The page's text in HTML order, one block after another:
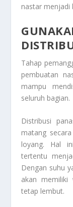
nastar menjadi
Tahap
pembuatan
mampu
seluruh bagian.
Distribusi
matang
loyang. Hal
tertentu
Dengan suhu
akan
tetap lembut.